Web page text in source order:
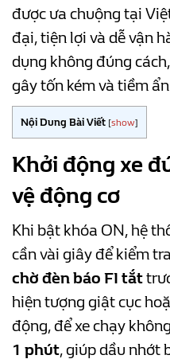
được ưa chuộng tại
đại, tiện lợi và dễ vận
dụng không đúng
gây tốn kém và tiềm
Nội Dung Bài Viết [show]
Khởi động xe
vệ động cơ
Khi bật khóa ON, hệ
cần vài giây để kiểm
chờ đèn báo FI tắt
hiện tượng giật cục
động, để xe chạy
1 phút, giúp dầu nhớt